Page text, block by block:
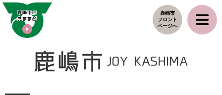
ペ
メ
鹿嶋市
フロント
ページへ